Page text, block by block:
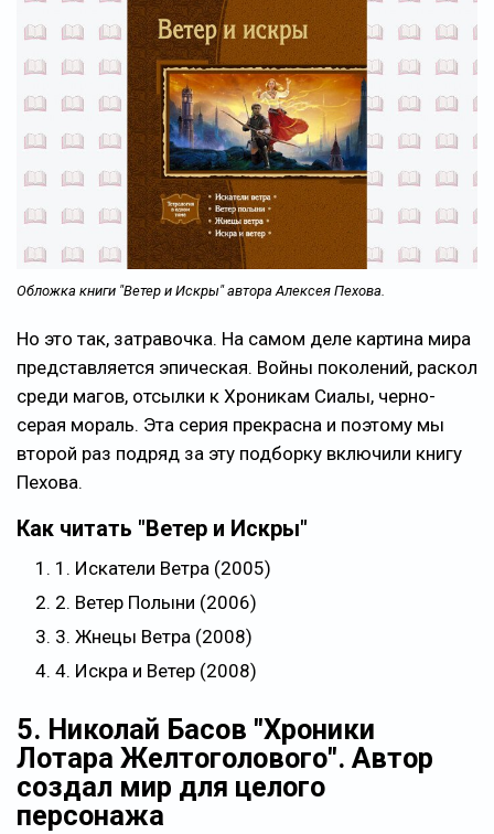
Обложка книги "Ветер и Искры" автора Алексея Пехова.
Но это так, затравочка. На самом деле картина мира
представляется эпическая. Войны поколений, раскол
среди магов, отсылки к Хроникам Сиалы, черно-
серая мораль. Эта серия прекрасна и поэтому мы
второй раз подряд за эту подборку включили книгу
Пехова.
Как читать "Ветер и Искры"
1. Искатели Ветра (2005)
2. Ветер Полыни (2006)
3. Жнецы Ветра (2008)
4. Искра и Ветер (2008)
5. Николай Басов "Хроники
Лотара Желтоголового". Автор
создал мир для целого
персонажа